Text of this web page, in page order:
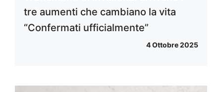
tre aumenti che cambiano la vita
“Confermati ufficialmente”
4 Ottobre 2025